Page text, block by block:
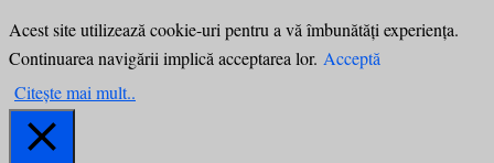
Acest site utilizează cookie-uri pentru a vă îmbunătăți experiența.
Continuarea navigării implică acceptarea lor. Acceptă
Citește mai mult..